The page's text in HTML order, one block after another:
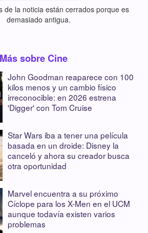
de la noticia están cerrados porque es
demasiado antigua.
Más sobre Cine
John Goodman reaparece con 100
kilos menos y un cambio físico
irreconocible: en 2026 estrena
'Digger' con Tom Cruise
Star Wars iba a tener una película
basada en un droide: Disney la
canceló y ahora su creador busca
otra oportunidad
Marvel encuentra a su próximo
Cíclope para los X-Men en el UCM
aunque todavía existen varios
problemas